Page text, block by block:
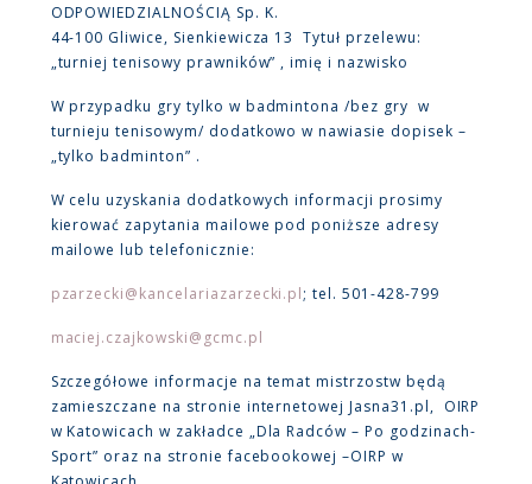
ODPOWIEDZIALNOŚCIĄ Sp. K.
44-100 Gliwice, Sienkiewicza 13 Tytuł przelewu:
„turniej tenisowy prawników” , imię i nazwisko
W przypadku gry tylko w badmintona /bez gry w
turnieju tenisowym/ dodatkowo w nawiasie dopisek –
„tylko badminton” .
W celu uzyskania dodatkowych informacji prosimy
kierować zapytania mailowe pod poniższe adresy
mailowe lub telefonicznie:
pzarzecki@kancelariazarzecki.pl; tel. 501-428-799
maciej.czajkowski@gcmc.pl
Szczegółowe informacje na temat mistrzostw będą
zamieszczane na stronie internetowej Jasna31.pl, OIRP
w Katowicach w zakładce „Dla Radców – Po godzinach-
Sport” oraz na stronie facebookowej –OIRP w